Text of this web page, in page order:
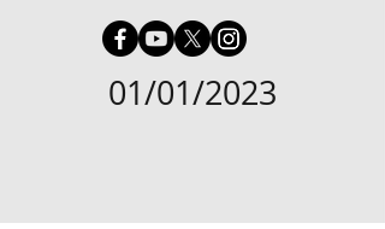
01/01/2023